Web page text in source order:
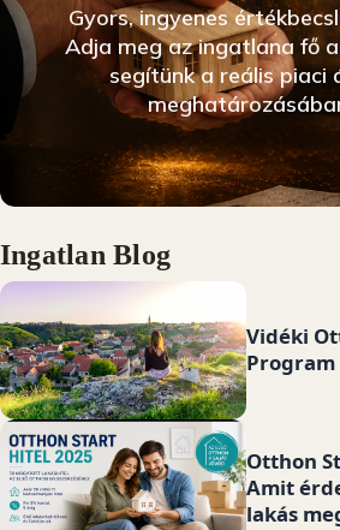
Gyors, ingyenes
Adja meg az ingatlana fő
segítünk a reális piaci
ÉRTÉKBECSLÉS
Ingatlan Blog és Népszerű
Ingatlan Blog
Vidéki
Program
Otthon
Amit
lakás